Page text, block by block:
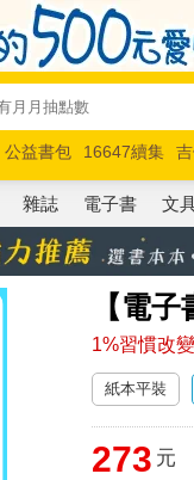
公益書包 16647續集
馬斯克 玩具總動員5 超
雜誌 電子書 文
【電
1%習慣改
紙本平裝
273 元